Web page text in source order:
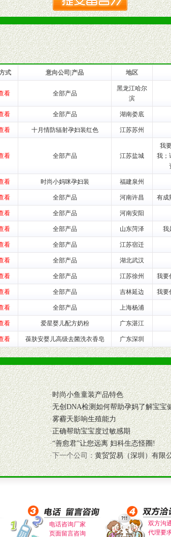
者。
商誉，良好的市场网络的公司及销售自然人。
证良性的价格体系，保证均衡的利润体系。
优势。
客户提供包括销售、营养、售后服务等各项专业培
终端宣传物料、多样化的促销物品、礼品等。
支持、人员支持等。媒体宣传支持
品体宣传支持
产品宣传，提高产品美誉度。
导。
销产品丰厚的利润空间和市场经营的高额回报。
拉动市场销售，提供终端物料及宣传促销用品的支
来自公司的行销计划，产品的发展，以及行业市场
送物。
中国妈妈、宝宝提供完善的营养健康产品和宣传
取得联系。
度以及合作加盟流程。
式 意向公司|产品 地区
看 全部产品
黑龙江哈尔
滨
看 全部产品 湖南娄底
看 十月情防辐射孕妇装红色 江苏苏州
看 全部产品 江苏盐城
我
我；
看 时尚小妈咪孕妇装 福建泉州
看 全部产品 河南许昌 有成
看 全部产品 河南安阳
看 全部产品 山东菏泽 我
看 全部产品 江苏宿迁
看 全部产品 湖北武汉
看 全部产品 江苏徐州 我要
看 全部产品 吉林延边 我要
看 全部产品 上海杨浦
看 爱星婴儿配方奶粉 广东湛江
看 葆肤安婴儿高级去菌洗衣香皂 广东深圳
·时尚小鱼童装产品特色
·无创DNA检测如何帮助孕妈了解宝宝
·雾霾天影响生殖能力
·正确帮助宝宝度过敏感期
·“善愈君”让您远离 妇科生态怪圈!
·下一个公司：黄贸贸易（深圳）有限
电话咨询厂家
页面留言咨询
双方沟
代理要